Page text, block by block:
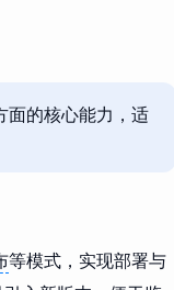
面的核心能力，适
等模式，实现部署与